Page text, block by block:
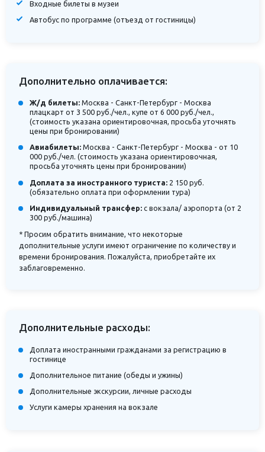
Входные билеты в музеи
Автобус по программе (отъезд от гостиницы)
Дополнительно оплачивается:
Ж/д билеты: Москва - Санкт-Петербург - Москва
плацкарт от 3 500 руб./чел., купе от 6 000 руб./чел.,
(стоимость указана ориентировочная, просьба уточнять
цены при бронировании)
Авиабилеты:Москва - Санкт-Петербург - Москва - от 10
000 руб./чел. (стоимость указана ориентировочная,
просьба уточнять цены при бронировании)
Доплата за иностранного туриста:2 150 руб.
(обязательно оплата при оформлении тура)
Индивидуальный трансфер: с вокзала/ аэропорта (от 2
300 руб./машина)
* Просим обратить внимание, что некоторые
дополнительные услуги имеют ограничение по количеству и
времени бронирования. Пожалуйста, приобретайте их
заблаговременно.
Дополнительные расходы:
Доплата иностранными гражданами за регистрацию в
гостинице
Дополнительное питание (обеды и ужины)
Дополнительные экскурсии, личные расходы
Услуги камеры хранения на вокзале